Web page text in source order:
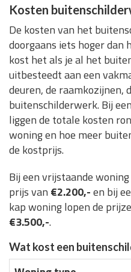
Kosten
De kosten van het
doorgaans iets hoger
kost het als je al het
uitbesteedt aan een
deuren, de raamkozijnen,
buitenschilderwerk. Bij
liggen de totale kosten
woning en hoe meer
de kostprijs.
Bij een vrijstaande
prijs van €2.200,-en bij
kap woning lopen de
€3.500,-.
Wat kost een